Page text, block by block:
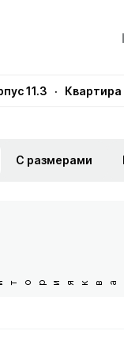
11.3 ·
С размерами